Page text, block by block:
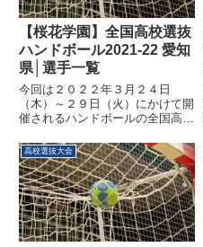
【桜花学園】全国高校選抜
ハンドボール2021-22 愛知
県│選手一覧
今回は２０２２年３月２４日
（木）～２９日（火）にかけて開
催されるハンドボールの全国高校
各地区の代表校が日本一を目指し
熱い戦いを繰り広げます、今後の
インターハイや国体に向けての勢
力図に関わる非常に重要な大会に
なり...
高校選抜大会